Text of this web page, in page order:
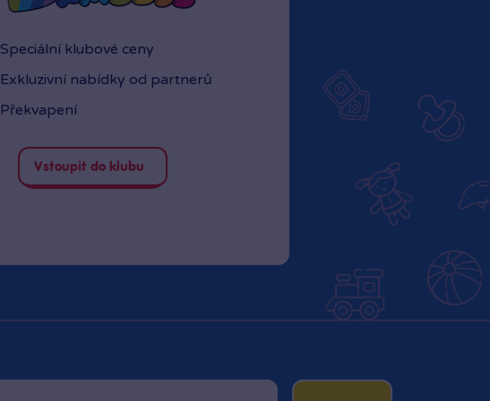
Speciální klubové ceny
Exkluzivní nabídky od partnerů
Překvapení
Vstoupit do klubu